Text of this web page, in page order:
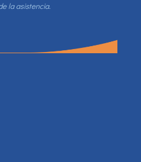
la asistencia.